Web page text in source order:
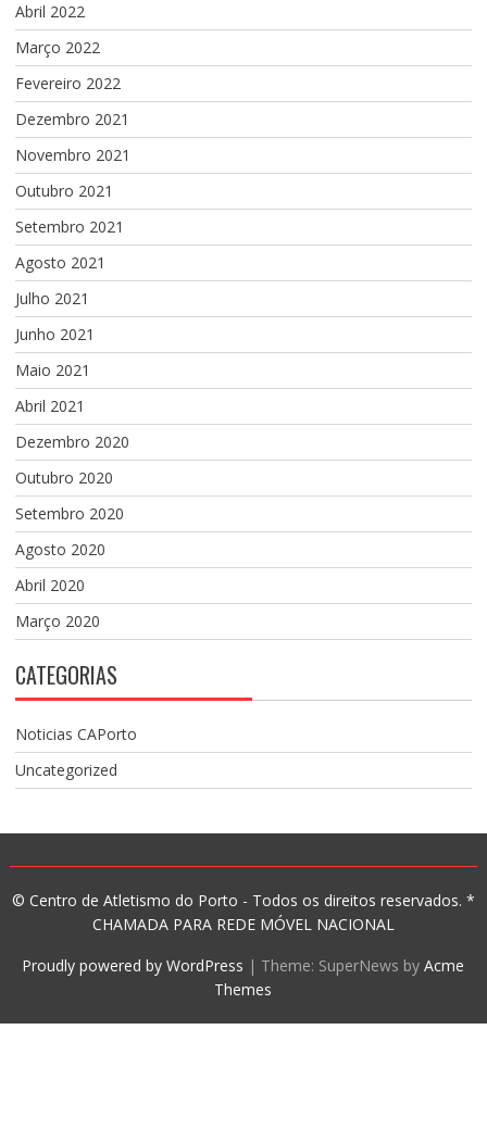
Abril 2022
Março 2022
Fevereiro 2022
Dezembro 2021
Novembro 2021
Outubro 2021
Setembro 2021
Agosto 2021
Julho 2021
Junho 2021
Maio 2021
Abril 2021
Dezembro 2020
Outubro 2020
Setembro 2020
Agosto 2020
Abril 2020
Março 2020
CATEGORIAS
Noticias CAPorto
Uncategorized
© Centro de Atletismo do Porto - Todos os direitos reservados. *
CHAMADA PARA REDE MÓVEL NACIONAL
Proudly powered by WordPress | Theme: SuperNews byAcme
Themes